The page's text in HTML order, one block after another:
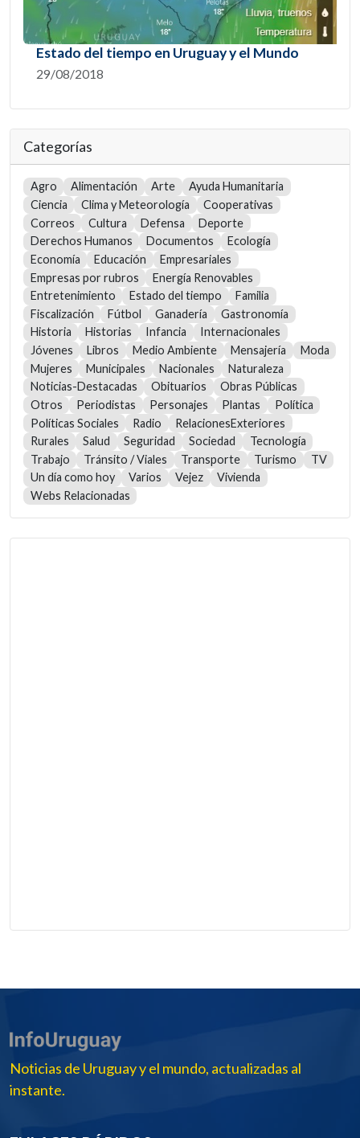
Estado del tiempo en Uruguay y el Mundo
29/08/2018
Categorías
Agro Alimentación Arte
Ayuda Humanitaria
Ciencia
Clima y Meteorología
Cooperativas
Correos
Cultura Defensa
Deporte
Derechos Humanos
Documentos
Ecología
Economía
Educación
Empresariales
Empresas por rubros
Energía Renovables
Entretenimiento
Estado del tiempo
Familia
Fiscalización
Fútbol Ganadería
Gastronomía
Historia
Historias Infancia
Internacionales
Jóvenes
Libros Medio Ambiente Mensajería
Moda
Mujeres
Municipales Nacionales
Naturaleza
Noticias-Destacadas
Obituarios
Obras Públicas
Otros
Periodistas Personajes Plantas
Política
Políticas Sociales
Radio
RelacionesExteriores
Rurales
Salud Seguridad Sociedad
Tecnología
Trabajo
Tránsito / Viales Transporte Turismo
TV
Un día como hoy
Varios Vejez
Vivienda
Webs Relacionadas
Noticias de Uruguay y el mundo, actualizadas al
instante.